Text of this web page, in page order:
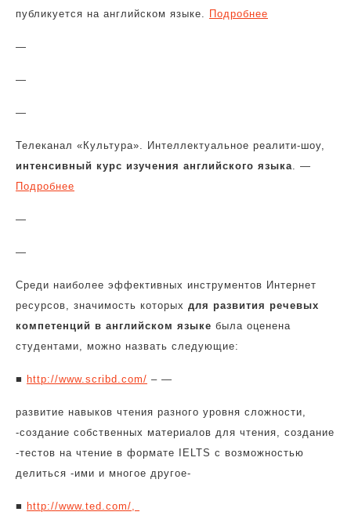
публикуется на английском языке. Подробнее
—
—
—
Телеканал «Культура». Интеллектуальное реалити-шоу,
интенсивный курс изучения английского языка . —
Подробнее
—
—
Среди наиболее эффективных инструментов Интернет
ресурсов, значимость которых для развития речевых
компетенций в английском языке была оценена
студентами, можно назвать следующие:
■ http://www.scribd.com/ – —
развитие навыков чтения разного уровня сложности,
-создание собственных материалов для чтения, создание
-тестов на чтение в формате IELTS с возможностью
делиться -ими и многое другое-
■ http://www.ted.com/,